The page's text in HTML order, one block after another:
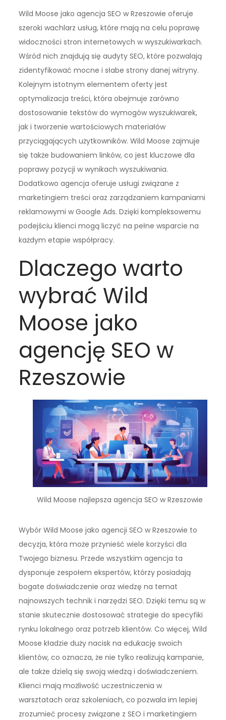
Wild Moose jako agencja SEO w Rzeszowie oferuje
szeroki wachlarz usług, które mają na celu poprawę
widoczności stron internetowych w wyszukiwarkach.
Wśród nich znajdują się audyty SEO, które pozwalają
zidentyfikować mocne i słabe strony danej witryny.
Kolejnym istotnym elementem oferty jest
optymalizacja treści, która obejmuje zarówno
dostosowanie tekstów do wymogów wyszukiwarek,
jak i tworzenie wartościowych materiałów
przyciągających użytkowników. Wild Moose zajmuje
się także budowaniem linków, co jest kluczowe dla
poprawy pozycji w wynikach wyszukiwania.
Dodatkowo agencja oferuje usługi związane z
marketingiem treści oraz zarządzaniem kampaniami
reklamowymi w Google Ads. Dzięki kompleksowemu
podejściu klienci mogą liczyć na pełne wsparcie na
każdym etapie współpracy.
Dlaczego warto
wybrać Wild
Moose jako
agencję SEO w
Rzeszowie
Wild Moose najlepsza agencja SEO w Rzeszowie
Wybór Wild Moose jako agencji SEO w Rzeszowie to
decyzja, która może przynieść wiele korzyści dla
Twojego biznesu. Przede wszystkim agencja ta
dysponuje zespołem ekspertów, którzy posiadają
bogate doświadczenie oraz wiedzę na temat
najnowszych technik i narzędzi SEO. Dzięki temu są w
stanie skutecznie dostosować strategie do specyfiki
rynku lokalnego oraz potrzeb klientów. Co więcej, Wild
Moose kładzie duży nacisk na edukację swoich
klientów, co oznacza, że nie tylko realizują kampanie,
ale także dzielą się swoją wiedzą i doświadczeniem.
Klienci mają możliwość uczestniczenia w
warsztatach oraz szkoleniach, co pozwala im lepiej
zrozumieć procesy związane z SEO i marketingiem